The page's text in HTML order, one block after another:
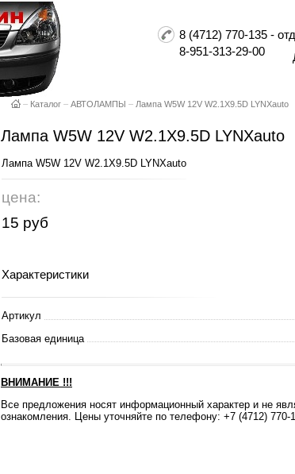
8 (4712) 770-135 -
8-951-313-29-00
– Каталог – АВТОЛАМПЫ – Лампа W5W 12V W2.1X9.5D LYNXauto
Лампа W5W 12V W2.1X9.5D LYNXauto
Лампа W5W 12V W2.1X9.5D LYNXauto
цена:
15 руб
Характеристики
Артикул
Базовая единица
ВНИМАНИЕ !!!
Все предложения носят информационный характер и не
ознакомления. Цены уточняйте по телефону: +7 (4712) 770-